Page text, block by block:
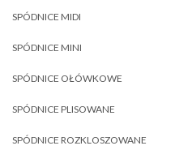
SPÓDNICE MIDI
SPÓDNICE MINI
SPÓDNICE OŁÓWKOWE
SPÓDNICE PLISOWANE
SPÓDNICE ROZKLOSZOWANE